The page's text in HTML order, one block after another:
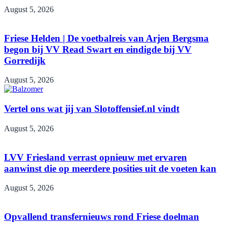
August 5, 2026
Friese Helden | De voetbalreis van Arjen Bergsma
begon bij VV Read Swart en eindigde bij VV
Gorredijk
August 5, 2026
Vertel ons wat jij van Slotoffensief.nl vindt
August 5, 2026
LVV Friesland verrast opnieuw met ervaren
aanwinst die op meerdere posities uit de voeten kan
August 5, 2026
Opvallend transfernieuws rond Friese doelman